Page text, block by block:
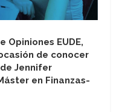
EUDE,
de conocer
Jennifer
en Finanzas-